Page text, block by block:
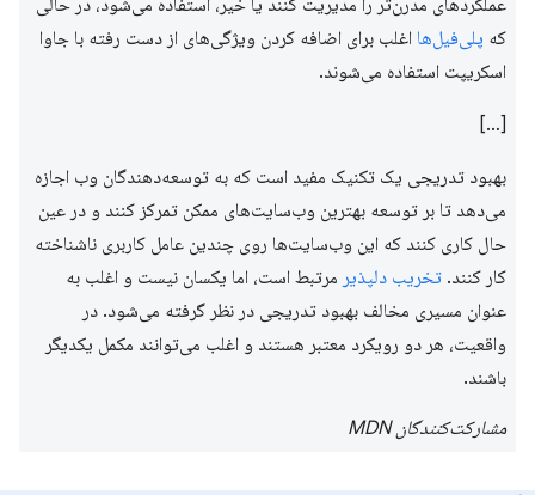
عملکردهای مدرن‌تر را مدیریت کنند یا خیر، استفاده می‌شود، در حالی
که پلی‌فیل‌ها اغلب برای اضافه کردن ویژگی‌های از دست رفته با جاوا
اسکریپت استفاده می‌شوند.
[…]
بهبود تدریجی یک تکنیک مفید است که به توسعه‌دهندگان وب اجازه
می‌دهد تا بر توسعه بهترین وب‌سایت‌های ممکن تمرکز کنند و در عین
حال کاری کنند که این وب‌سایت‌ها روی چندین عامل کاربری ناشناخته
کار کنند. تخریب دلپذیر مرتبط است، اما یکسان نیست و اغلب به
عنوان مسیری مخالف بهبود تدریجی در نظر گرفته می‌شود. در
واقعیت، هر دو رویکرد معتبر هستند و اغلب می‌توانند مکمل یکدیگر
باشند.
مشارکت‌کنندگان MDN